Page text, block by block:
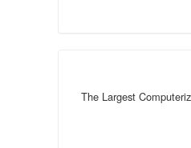
The Largest